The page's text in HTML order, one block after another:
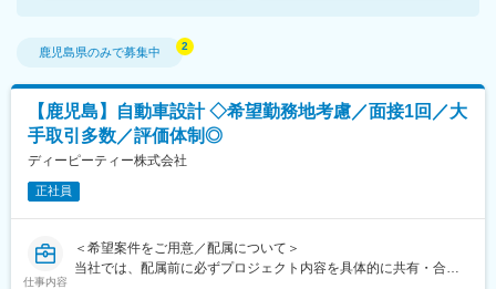
鹿児島県のみで募集中
【鹿児島】自動車設計 ◇希望勤務地考慮／面接1回／大
手取引多数／評価体制◎
ディーピーティー株式会社
正社員
仕事内容
＜希望案件をご用意／配属について＞
当社では、配属前に必ずプロジェクト内容を具体的に共有・合意